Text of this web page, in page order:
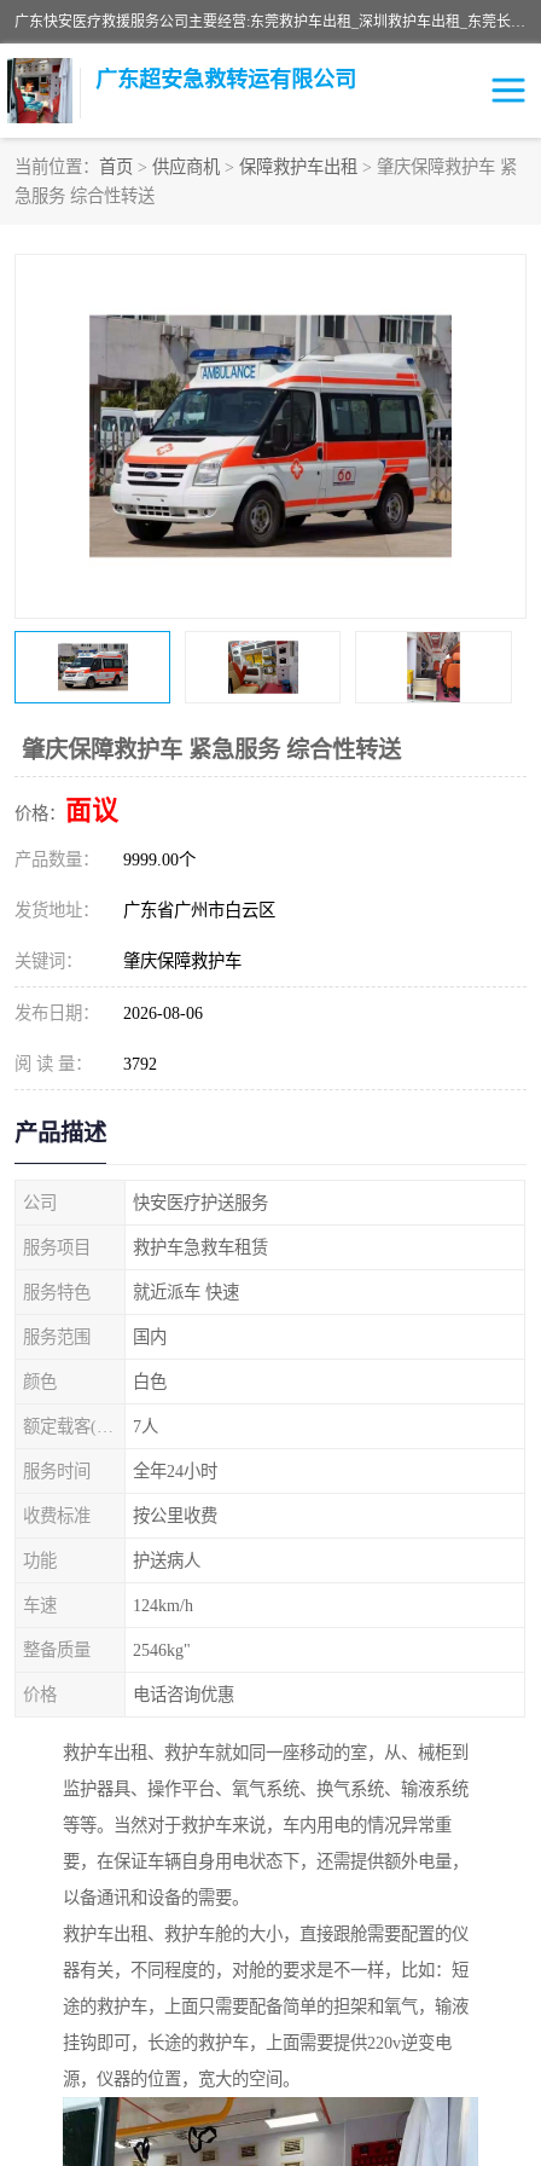
广东快安医疗救援服务公司主要经营:东莞救护车出租_深圳救护车出租_东莞长途救护车出租-深圳长途救护车出租等业务。提供救护车出租服务和长途救护车转接病人。响应及时，服务周到。
广东超安急救转运有限公司
当前位置： 首页 > 供应商机 > 保障救护车出租 > 肇庆保障救护车 紧
急服务 综合性转送
肇庆保障救护车 紧急服务 综合性转送
价格： 面议
产品数量： 9999.00个
发货地址： 广东省广州市白云区
关键词： 肇庆保障救护车
发布日期： 2026-08-06
阅 读 量： 3792
产品描述
公司 快安医疗护送服务
服务项目 救护车急救车租赁
服务特色 就近派车 快速
服务范围 国内
颜色 白色
7人
服务时间 全年24小时
收费标准 按公里收费
功能 护送病人
车速 124km/h
整备质量 2546kg"
价格 电话咨询优惠
救护车出租、救护车就如同一座移动的室，从、械柜到
监护器具、操作平台、氧气系统、换气系统、输液系统
等等。当然对于救护车来说，车内用电的情况异常重
要，在保证车辆自身用电状态下，还需提供额外电量，
以备通讯和设备的需要。
救护车出租、救护车舱的大小，直接跟舱需要配置的仪
器有关，不同程度的，对舱的要求是不一样，比如：短
途的救护车，上面只需要配备简单的担架和氧气，输液
挂钩即可，长途的救护车，上面需要提供220v逆变电
源，仪器的位置，宽大的空间。
救护车出租
急救车出租 保障救护车出租
跨省救护车租赁 跨省救护车出租
私人救护车租赁 私人救护车出租
长途救护车租赁 长途救护车出租